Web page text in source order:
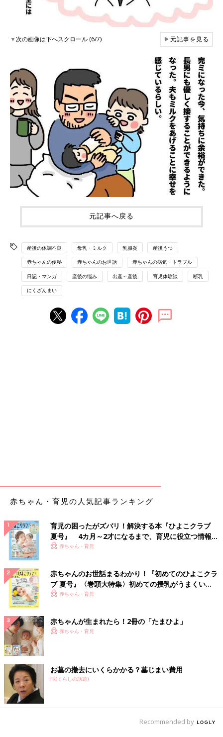
▼次の画像は下へスクロール (6/7) ▶元記事を見る
元記事へ戻る
産後の体調不良 母乳・ミルク 乳腺炎 産後うつ
赤ちゃんの便秘 赤ちゃんのお世話 赤ちゃんの病気・トラブル
日記・マンガ 産後の悩み 出産～産後 育児体験談 断乳
にくざんまい
赤ちゃん・育児の人気記事ランキング
育児の困ったがズバリ！解決する本『ひよこクラブ
夏号』 4カ月～2才になるまで、育児に役立つ情報が
いっぱい！
赤ちゃん・育児
赤ちゃんのお世話まるわかり！『初めてのひよこクラ
ブ 夏号』〈巻頭大特集〉初めての授乳がうまくい
く！ おっぱい・ミルクの基本と夏のトラブル 解決テ
赤ちゃん・育児
赤ちゃんが生まれたら！2冊の「たまひよ」
赤ちゃん・育児
お墓の撤去にいくらかかる？墓じまい費用
PR(くらしの話題)
Recommended by